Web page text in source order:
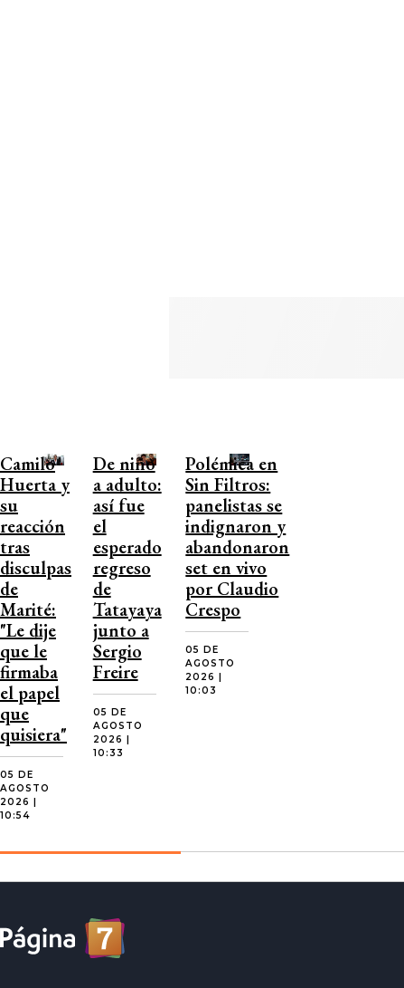
Camilo
Huerta y
su
reacción
tras
disculpas
de
Marité:
"Le dije
que le
firmaba
el papel
que
quisiera"
05 DE
AGOSTO
2026 |
10:54
De niño
a adulto:
así fue
el
esperado
regreso
de
Tatayaya
junto a
Sergio
Freire
05 DE
AGOSTO
2026 |
10:33
Polémica en
Sin Filtros:
panelistas se
indignaron y
abandonaron
set en vivo
por Claudio
Crespo
05 DE
AGOSTO
2026 |
10:03